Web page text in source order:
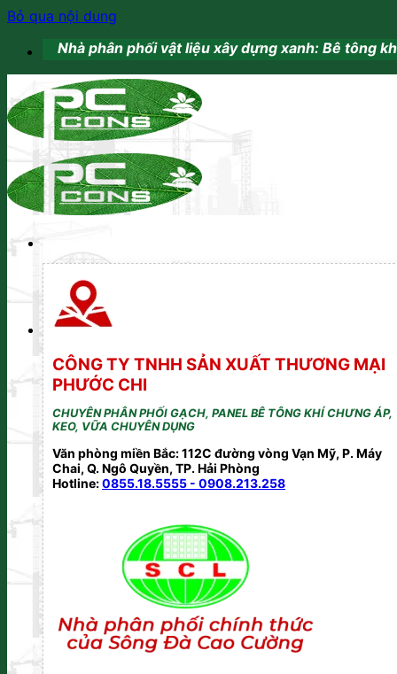
Bỏ qua nội dung
Nhà phân phối vật liệu xây dựng xanh: Bê tông khí
CÔNG TY TNHH SẢN XUẤT THƯƠNG MẠI
PHƯỚC CHI
CHUYÊN PHÂN PHỐI GẠCH, PANEL BÊ TÔNG KHÍ CHƯNG ÁP,
KEO, VỮA CHUYÊN DỤNG
Văn phòng miền Bắc: 112C đường vòng Vạn Mỹ, P. Máy
Chai, Q. Ngô Quyền, TP. Hải Phòng
Hotline:0855.18.5555 - 0908.213.258